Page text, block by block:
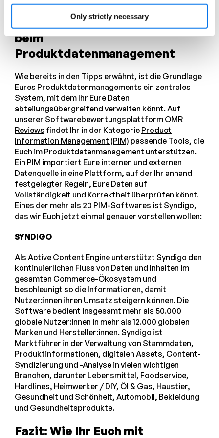
Only strictly necessary
Diese Tools unterstützen Euch
beim
Produktdatenmanagement
Wie bereits in den Tipps erwähnt, ist die Grundlage
Eures Produktdatenmanagements ein zentrales
System, mit dem Ihr Eure Daten
abteilungsübergreifend verwalten könnt. Auf
unserer Softwarebewertungsplattform OMR
Reviews findet Ihr in der Kategorie Product
Information Management (PIM) passende Tools, die
Euch im Produktdatenmanagement unterstützen.
Ein PIM importiert Eure internen und externen
Datenquelle in eine Plattform, auf der Ihr anhand
festgelegter Regeln, Eure Daten auf
Vollständigkeit und Korrektheit überprüfen könnt.
Eines der mehr als 20 PIM-Softwares ist Syndigo,
das wir Euch jetzt einmal genauer vorstellen wollen:
SYNDIGO
Als Active Content Engine unterstützt Syndigo den
kontinuierlichen Fluss von Daten und Inhalten im
gesamten Commerce-Ökosystem und
beschleunigt so die Informationen, damit
Nutzer:innen ihren Umsatz steigern können. Die
Software bedient insgesamt mehr als 50.000
globale Nutzer:innen in mehr als 12.000 globalen
Marken und Hersteller:innen. Syndigo ist
Marktführer in der Verwaltung von Stammdaten,
Produktinformationen, digitalen Assets, Content-
Syndizierung und -Analyse in vielen wichtigen
Branchen, darunter Lebensmittel, Foodservice,
Hardlines, Heimwerker / DIY, Öl & Gas, Haustier,
Gesundheit und Schönheit, Automobil, Bekleidung
und Gesundheitsprodukte.
Fazit: Wie Ihr Euch mit